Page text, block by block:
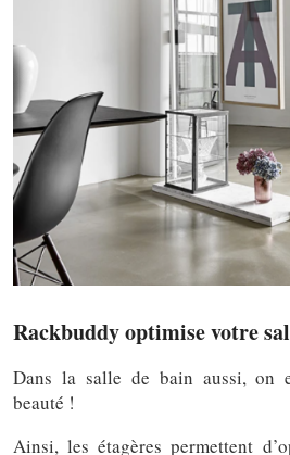
Rackbuddy optimise votre
Dans la salle de bain aussi, on
beauté !
Ainsi, les étagères permettent